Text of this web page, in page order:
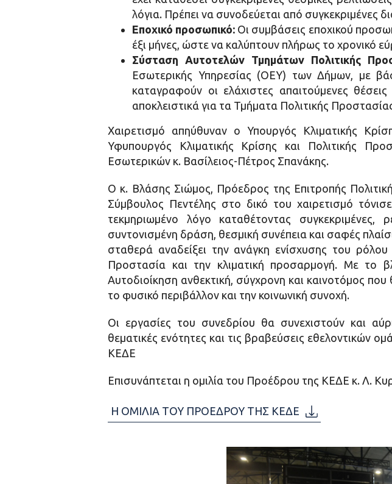
λόγια. Πρέπει να συνοδεύεται από συγκεκριμένες
Εποχικό προσωπικό: Οι συμβάσεις εποχικού
έξι μήνες, ώστε να καλύπτουν πλήρως το χρονικό
Σύσταση Αυτοτελών Τμημάτων Πολιτικής
Εσωτερικής Υπηρεσίας (ΟΕΥ) των Δήμων, με
καταγραφούν οι ελάχιστες απαιτούμενες
αποκλειστικά για τα Τμήματα Πολιτικής
Χαιρετισμό απηύθυναν ο Υπουργός Κλιματικής
Υφυπουργός Κλιματικής Κρίσης και Πολιτικής
Εσωτερικών κ. Βασίλειος-Πέτρος Σπανάκης.
Ο κ. Βλάσης Σιώμος, Πρόεδρος της Επιτροπής
Σύμβουλος Πεντέλης στο δικό του χαιρετισμό
τεκμηριωμένο λόγο καταθέτοντας συγκεκριμένες,
συντονισμένη δράση, θεσμική συνέπεια και σαφές
σταθερά αναδείξει την ανάγκη ενίσχυσης του
Προστασία και την κλιματική προσαρμογή. Με το
Αυτοδιοίκηση ανθεκτική, σύγχρονη και καινοτόμος
το φυσικό περιβάλλον και την κοινωνική συνοχή.
Οι εργασίες του συνεδρίου θα συνεχιστούν και
θεματικές ενότητες και τις βραβεύσεις εθελοντικών
ΚΕΔΕ
Επισυνάπτεται η ομιλία του Προέδρου της ΚΕΔΕ κ. Λ.
Η ΟΜΙΛΙΑ ΤΟΥ ΠΡΟΕΔΡΟΥ ΤΗΣ ΚΕΔΕ